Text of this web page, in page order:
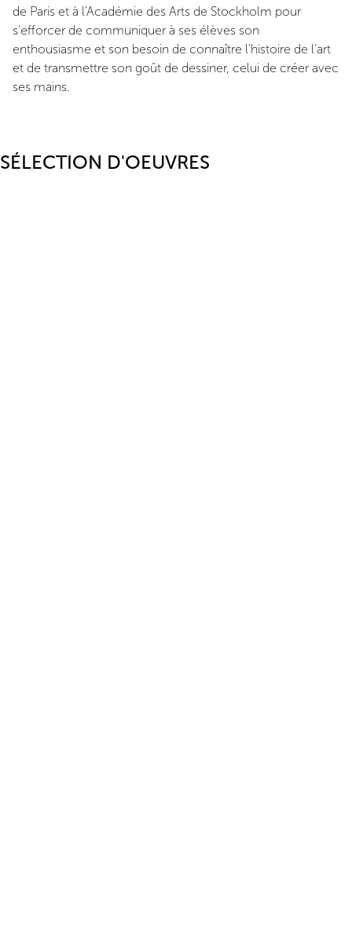
de Paris et à l'Académie des Arts de Stockholm pour
s'efforcer de communiquer à ses élèves son
enthousiasme et son besoin de connaître l'histoire de l'art
et de transmettre son goût de dessiner, celui de créer avec
ses mains.
SÉLECTION D'OEUVRES